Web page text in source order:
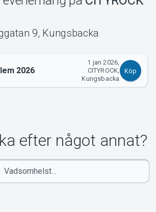
MyTickster
Support
Om Tickster
9, Kungsbacka
2026
1 jan 2026,
CITYROCK,
Kungsbacka
Köp
efter något annat?